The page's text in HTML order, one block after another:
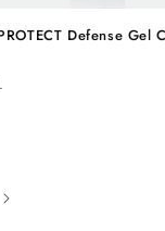
Defense Gel